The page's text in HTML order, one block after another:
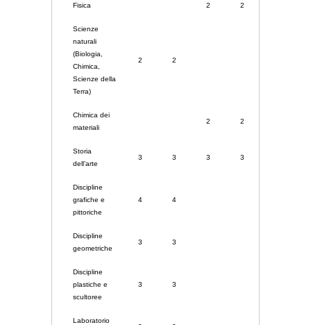
Fisica 2 2
Scienze
naturali
(Biologia,
Chimica,
Scienze della
Terra)
2 2
Chimica dei
materiali
2 2
Storia
dell’arte
3 3 3 3
Discipline
grafiche e
pittoriche
4 4
Discipline
geometriche
3 3
Discipline
plastiche e
scultoree
3 3
Laboratorio